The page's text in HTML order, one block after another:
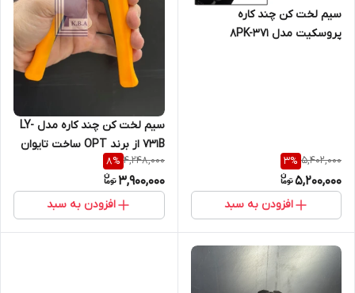
سیم لخت کن چند کاره
پروسکیت مدل 8PK-371
5,402,000
3%
5,200,000
افزودن به سبد
سیم لخت کن چند کاره مدل LY-
731B از برند OPT ساخت تایوان
4,248,000
8%
3,900,000
افزودن به سبد